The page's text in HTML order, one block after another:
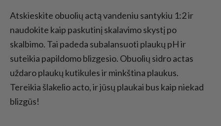
Atskieskite obuolių actą vandeniu santykiu 1:2 ir
naudokite kaip paskutinį skalavimo skystį po
skalbimo. Tai padeda subalansuoti plaukų pH ir
suteikia papildomo blizgesio. Obuolių sidro actas
uždaro plaukų kutikules ir minkština plaukus.
Tereikia šlakelio acto, ir jūsų plaukai bus kaip niekad
blizgūs!